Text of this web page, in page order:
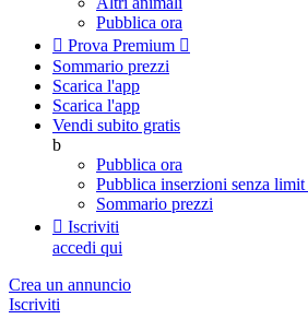
Pubblica ora
 Prova Premium 
Sommario prezzi
Scarica l'app
Scarica l'app
Vendi subito gratis
b
Pubblica ora
Pubblica inserzioni senza limit
Sommario prezzi
 Iscriviti
accedi qui
Crea un annuncio
Iscriviti